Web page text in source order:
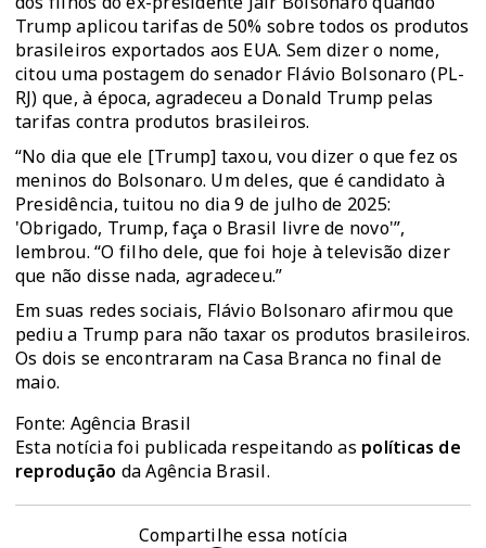
Trump aplicou tarifas de 50% sobre todos os produtos
brasileiros exportados aos EUA. Sem dizer o nome,
citou uma postagem do senador Flávio Bolsonaro (PL-
RJ) que, à época, agradeceu a Donald Trump pelas
tarifas contra produtos brasileiros.
“No dia que ele [Trump] taxou, vou dizer o que fez os
meninos do Bolsonaro. Um deles, que é candidato à
Presidência, tuitou no dia 9 de julho de 2025:
'Obrigado, Trump, faça o Brasil livre de novo'”,
lembrou. “O filho dele, que foi hoje à televisão dizer
que não disse nada, agradeceu.”
Em suas redes sociais, Flávio Bolsonaro afirmou que
pediu a Trump para não taxar os produtos brasileiros.
Os dois se encontraram na Casa Branca no final de
maio.
Fonte: Agência Brasil
Esta notícia foi publicada respeitando as políticas de
reprodução da Agência Brasil.
Compartilhe essa notícia